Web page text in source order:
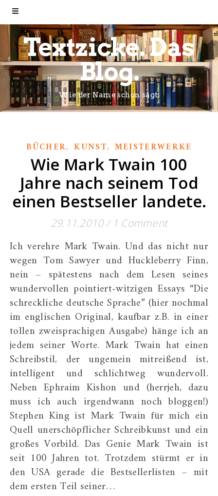
Textzicke. Das
Blog.
Wie der Name schon sagt.
BÜCHER,KUNST, MEISTERWERKE
Wie Mark Twain 100
Jahre nach seinem Tod
einen Bestseller landete.
29.11.2010/ 1 Comment
Ich verehre Mark Twain. Und das nicht nur
wegen Tom Sawyer und Huckleberry Finn,
nein – spätestens nach dem Lesen seines
wundervollen pointiert-witzigen Essays “Die
schreckliche deutsche Sprache” (hier nochmal
im englischen Original, kaufbar z.B. in einer
tollen zweisprachigen Ausgabe) hänge ich an
jedem seiner Worte. Mark Twain hat einen
Schreibstil, der ungemein mitreißend ist,
intelligent und schlichtweg wundervoll.
Neben Ephraim Kishon und (herrjeh, dazu
muss ich auch irgendwann noch bloggen!)
Stephen King ist Mark Twain für mich ein
Quell unerschöpflicher Schreibkunst und ein
großes Vorbild. Das Genie Mark Twain ist
seit 100 Jahren tot. Trotzdem stürmt er in
den USA gerade die Bestsellerlisten – mit
dem ersten Teil seiner…